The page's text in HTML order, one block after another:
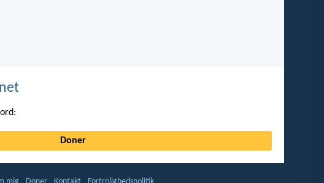
Doner